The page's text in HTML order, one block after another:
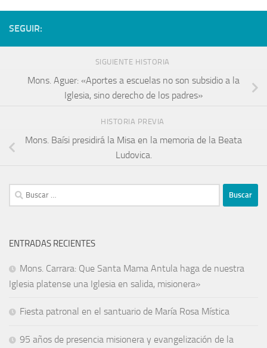
SEGUIR:
SIGUIENTE HISTORIA
Mons. Aguer: «Aportes a escuelas no son subsidio a la
Iglesia, sino derecho de los padres»
HISTORIA PREVIA
Mons. Baísi presidirá la Misa en la memoria de la Beata
Ludovica.
ENTRADAS RECIENTES
Mons. Carrara: Que Santa Mama Antula haga de nuestra
Iglesia platense una Iglesia en salida, misionera»
Fiesta patronal en el santuario de María Rosa Mística
95 años de presencia misionera y evangelización de la